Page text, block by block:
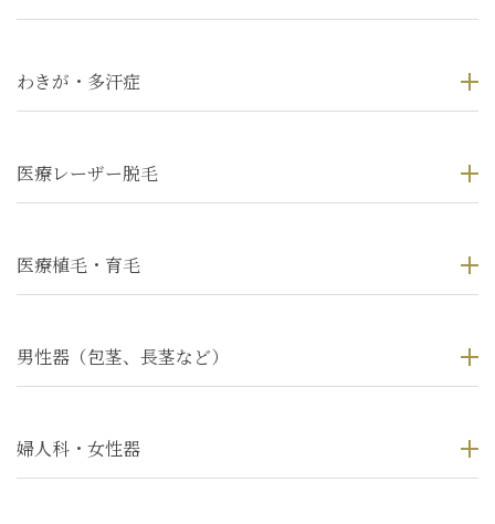
わきが・多汗症
医療レーザー脱毛
医療植毛・育毛
男性器（包茎、長茎など）
婦人科・女性器